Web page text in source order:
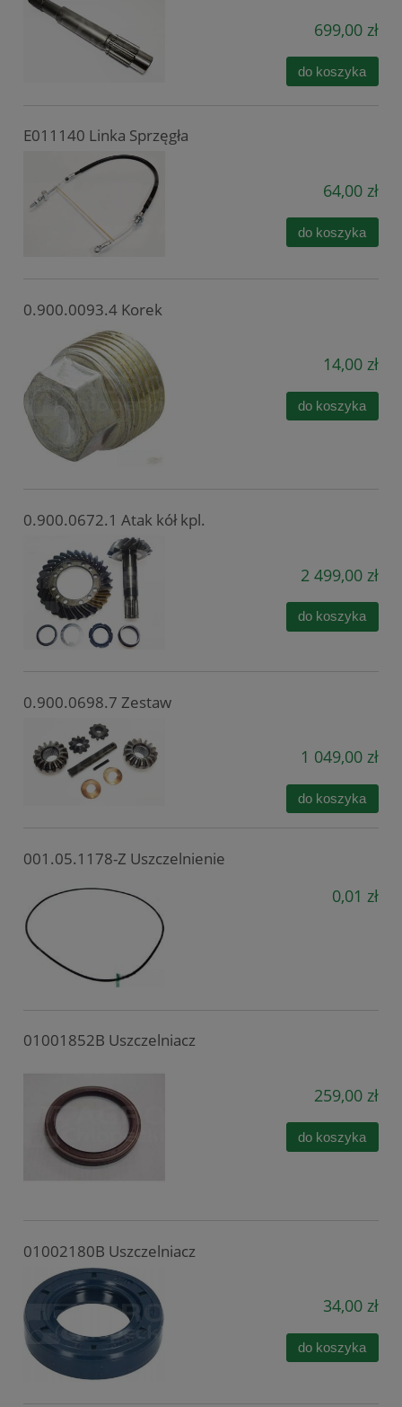
699,00 zł
do koszyka
E011140 Linka Sprzęgła
64,00 zł
do koszyka
0.900.0093.4 Korek
14,00 zł
do koszyka
0.900.0672.1 Atak kół kpl.
2 499,00 zł
do koszyka
0.900.0698.7 Zestaw
1 049,00 zł
do koszyka
001.05.1178-Z Uszczelnienie
0,01 zł
01001852B Uszczelniacz
259,00 zł
do koszyka
01002180B Uszczelniacz
34,00 zł
do koszyka